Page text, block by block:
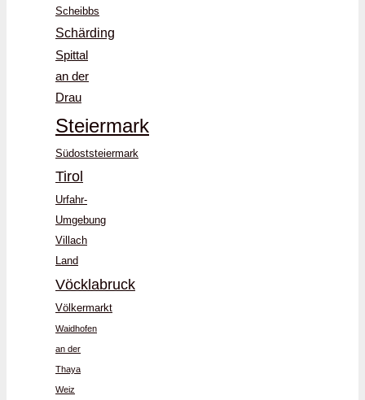
Scheibbs
Schärding
Spittal
an der
Drau
Steiermark
Südoststeiermark
Tirol
Urfahr-
Umgebung
Villach
Land
Vöcklabruck
Völkermarkt
Waidhofen
an der
Thaya
Weiz